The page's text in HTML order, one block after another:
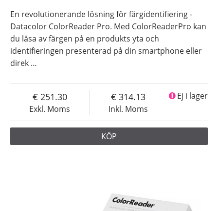
En revolutionerande lösning för färgidentifiering -
Datacolor ColorReader Pro. Med ColorReaderPro kan
du läsa av färgen på en produkts yta och
identifieringen presenterad på din smartphone eller
direk …
Exkl. Moms
251.30
Inkl. Moms
314.13 Ej i lager
KÖP